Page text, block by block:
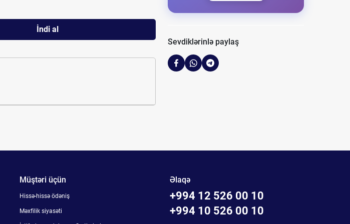
İndi al
Sevdiklərinlə paylaş
Müştəri üçün
Hissə-hissə ödəniş
Məxfilik siyasəti
Əlaqə
+994 12 526 00 10
+994 10 526 00 10